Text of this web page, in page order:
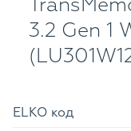
3.2 Gen 1
ELKO код